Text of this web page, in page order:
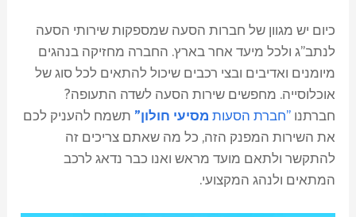
כיום יש מגוון של חברות הסעה שמספקות שירותי הסעה
לנתב"ג ולכל מיעד אחר בארץ. החברה מחזיקה בנהגים
מיומנים ואדיבים ובצי רכבים שיכול להתאים לכל סוג של
אוכלוסייה. מחפשים שירות הסעה לשדה התעופה?
חברתנו"חברת הסעותמסיעי חולון" תשמח להעניק לכם
את השירות המפנק הזה, כל מה שאתם צריכים זה
להתקשר ולתאם מועד מראש ואנו כבר נדאג לרכב
המתאים ולנהג המקצועי.